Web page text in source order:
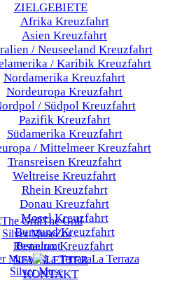
ZIELGEBIETE
Afrika Kreuzfahrt
Asien Kreuzfahrt
/ Neuseeland Kreuzfahrt
/ Karibik Kreuzfahrt
Nordamerika Kreuzfahrt
Nordeuropa Kreuzfahrt
/ Südpol Kreuzfahrt
Pazifik Kreuzfahrt
Südamerika Kreuzfahrt
/ Mittelmeer Kreuzfahrt
Transreisen Kreuzfahrt
Weltreise Kreuzfahrt
Rhein Kreuzfahrt
Donau Kreuzfahrt
MoselKreuzfahrt
BurgundKreuzfahrt
BeneluxKreuzfahrt
NEWSLETTER
KONTAKT
The Grill
Silver MuseZur
Restaurant
Muse
La Terraza
Silver Muse